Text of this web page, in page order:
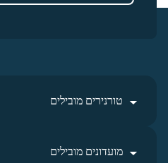
טורנירים מובילים
מועדונים מובילים